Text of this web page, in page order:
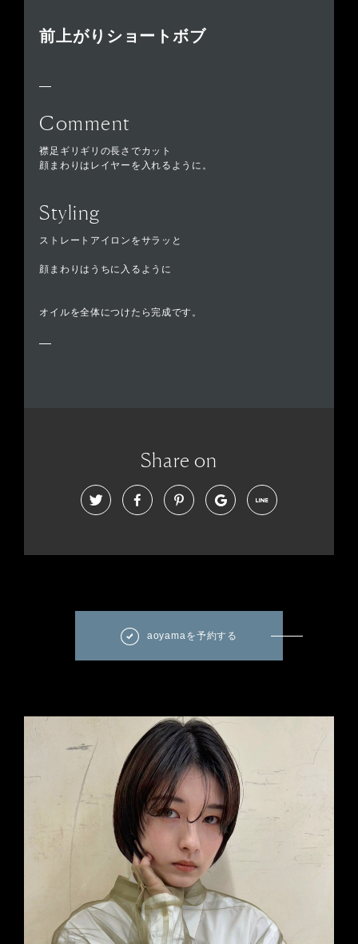
前上がりショートボブ
Comment
襟足ギリギリの長さでカット
顔まわりはレイヤーを入れるように。
Styling
ストレートアイロンをサラッと
顔まわりはうちに入るように
オイルを全体につけたら完成です。
Share on
aoyamaを予約する